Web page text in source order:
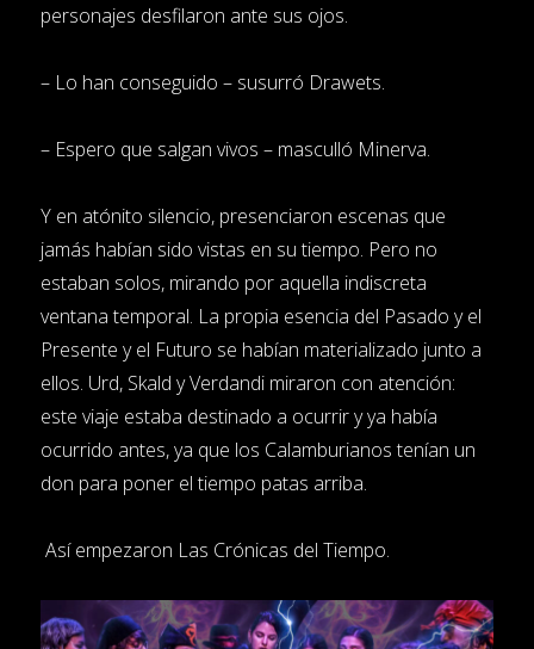
personajes desfilaron ante sus ojos.
– Lo han conseguido – susurró Drawets.
– Espero que salgan vivos – masculló Minerva.
Y en atónito silencio, presenciaron escenas que
jamás habían sido vistas en su tiempo. Pero no
estaban solos, mirando por aquella indiscreta
ventana temporal. La propia esencia del Pasado y el
Presente y el Futuro se habían materializado junto a
ellos. Urd, Skald y Verdandi miraron con atención:
este viaje estaba destinado a ocurrir y ya había
ocurrido antes, ya que los Calamburianos tenían un
don para poner el tiempo patas arriba.
Así empezaron Las Crónicas del Tiempo.